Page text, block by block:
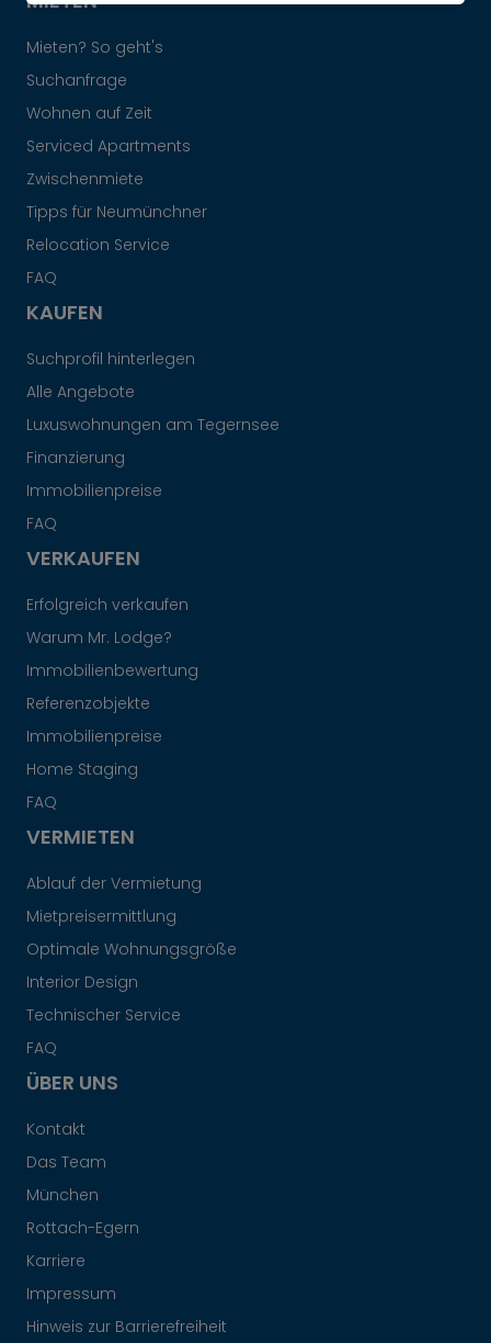
Mieten? So geht's
Suchanfrage
Wohnen auf Zeit
Serviced Apartments
Zwischenmiete
Tipps für Neumünchner
Relocation Service
FAQ
KAUFEN
Suchprofil hinterlegen
Alle Angebote
Luxuswohnungen am Tegernsee
Finanzierung
Immobilienpreise
FAQ
VERKAUFEN
Erfolgreich verkaufen
Warum Mr. Lodge?
Immobilienbewertung
Referenzobjekte
Immobilienpreise
Home Staging
FAQ
VERMIETEN
Ablauf der Vermietung
Mietpreisermittlung
Optimale Wohnungsgröße
Interior Design
Technischer Service
FAQ
ÜBER UNS
Kontakt
Das Team
München
Rottach-Egern
Karriere
Impressum
Hinweis zur Barrierefreiheit